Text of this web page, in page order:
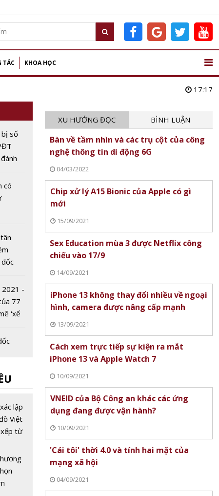
TÁC KHOA HỌC
17:17
bị số
có
2021 -
77
'xế
Thái
là
lập
Việt
từ
XU HƯỚNG ĐỌC BÌNH LUẬN
Bàn về tầm nhìn và các trụ cột của công
nghệ thông tin di động 6G
04/03/2022
Chip xử lý A15 Bionic của Apple có gì
mới
15/09/2021
Sex Education mùa 3 được Netflix công
chiếu vào 17/9
14/09/2021
iPhone 13 không thay đổi nhiều về ngoại
hình, camera được nâng cấp mạnh
13/09/2021
Cách xem trực tiếp sự kiện ra mắt
iPhone 13 và Apple Watch 7
10/09/2021
VNEID của Bộ Công an khác các ứng
dụng đang được vận hành?
10/09/2021
'Cái tôi' thời 4.0 và tính hai mặt của
mạng xã hội
04/09/2021